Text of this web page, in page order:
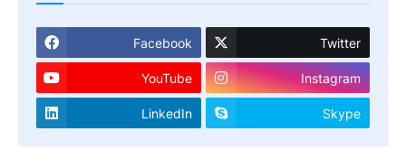
Facebook Twitter
YouTube Instagram
LinkedIn Skype